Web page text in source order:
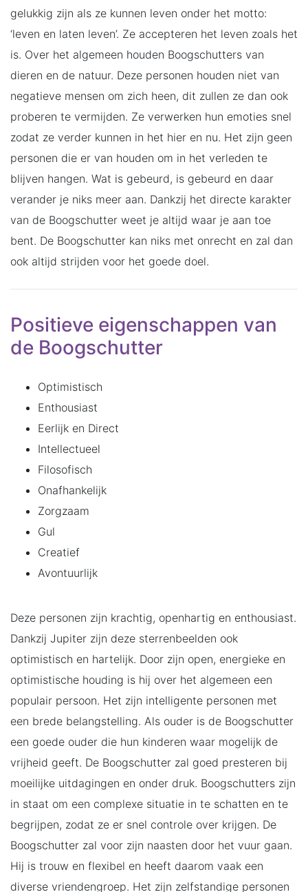
gelukkig zijn als ze kunnen leven onder het motto:
‘leven en laten leven’. Ze accepteren het leven zoals het
is. Over het algemeen houden Boogschutters van
dieren en de natuur. Deze personen houden niet van
negatieve mensen om zich heen, dit zullen ze dan ook
proberen te vermijden. Ze verwerken hun emoties snel
zodat ze verder kunnen in het hier en nu. Het zijn geen
personen die er van houden om in het verleden te
blijven hangen. Wat is gebeurd, is gebeurd en daar
verander je niks meer aan. Dankzij het directe karakter
van de Boogschutter weet je altijd waar je aan toe
bent. De Boogschutter kan niks met onrecht en zal dan
ook altijd strijden voor het goede doel.
Positieve eigenschappen van
de Boogschutter
Optimistisch
Enthousiast
Eerlijk en Direct
Intellectueel
Filosofisch
Onafhankelijk
Zorgzaam
Gul
Creatief
Avontuurlijk
Deze personen zijn krachtig, openhartig en enthousiast.
Dankzij Jupiter zijn deze sterrenbeelden ook
optimistisch en hartelijk. Door zijn open, energieke en
optimistische houding is hij over het algemeen een
populair persoon. Het zijn intelligente personen met
een brede belangstelling. Als ouder is de Boogschutter
een goede ouder die hun kinderen waar mogelijk de
vrijheid geeft. De Boogschutter zal goed presteren bij
moeilijke uitdagingen en onder druk. Boogschutters zijn
in staat om een complexe situatie in te schatten en te
begrijpen, zodat ze er snel controle over krijgen. De
Boogschutter zal voor zijn naasten door het vuur gaan.
Hij is trouw en flexibel en heeft daarom vaak een
diverse vriendengroep. Het zijn zelfstandige personen